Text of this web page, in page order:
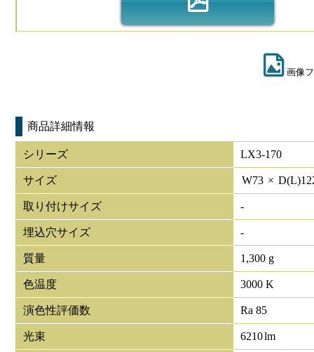
画像
商品詳細情報
シリーズ LX3-170
サイズ W73 × D(L)
取り付けサイズ -
埋込穴サイズ -
質量 1,300 g
色温度 3000 K
演色性評価数 Ra 85
光束 6210lm